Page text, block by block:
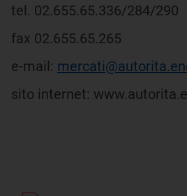
tel. 02.655.65.336/284/290
fax 02.655.65.265
e-mail:
sito internet: